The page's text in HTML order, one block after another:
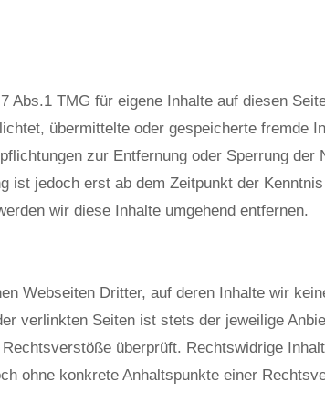
Abs.1 TMG für eigene Inhalte auf diesen
übermittelte oder gespeicherte fremde
zur Entfernung oder Sperrung
ist jedoch erst ab dem Zeitpunkt der
wir diese Inhalte umgehend entfernen.
Webseiten Dritter, auf deren Inhalte wir
verlinkten Seiten ist stets der jeweilige
überprüft. Rechtswidrige
ohne konkrete Anhaltspunkte einer